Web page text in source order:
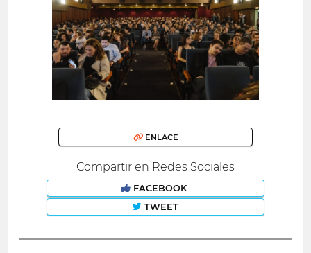
ENLACE
Compartir en Redes Sociales
FACEBOOK
TWEET